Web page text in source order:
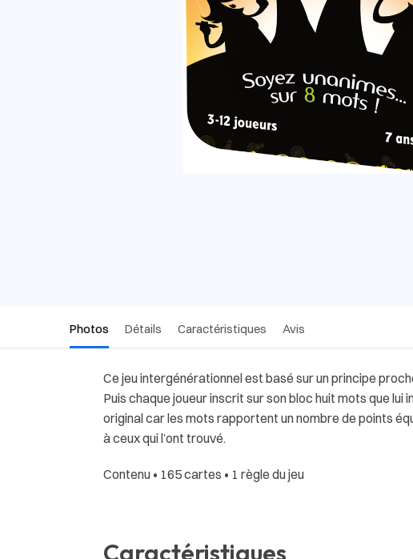
Photos Détails Caractéristiques Avis
Ce jeu intergénérationnel est basé sur un principe
Puis chaque joueur inscrit sur son bloc huit mots que
original car les mots rapportent un nombre de points
à ceux qui l’ont trouvé.
Contenu • 165 cartes • 1 règle du jeu
Caractéristiques